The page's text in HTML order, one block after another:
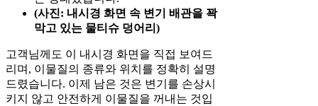
(사진: 내시경 화면 속 변기 배관을 꽉
막고 있는 물티슈 덩어리)
고객님께도 이 내시경 화면을 직접 보여드
리며, 이물질의 종류와 위치를 정확히 설명
드렸습니다. 이제 남은 것은 변기를 손상시
키지 않고 안전하게 이물질을 꺼내는 것입